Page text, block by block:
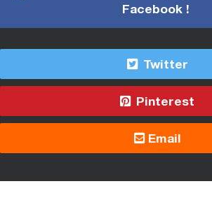
Facebook !
Twitter
Pinterest
Email